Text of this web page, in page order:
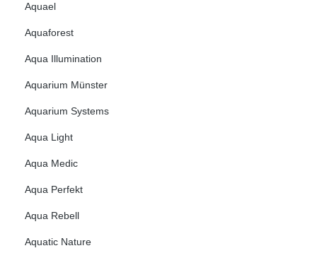
Aquael
Aquaforest
Aqua Illumination
Aquarium Münster
Aquarium Systems
Aqua Light
Aqua Medic
Aqua Perfekt
Aqua Rebell
Aquatic Nature